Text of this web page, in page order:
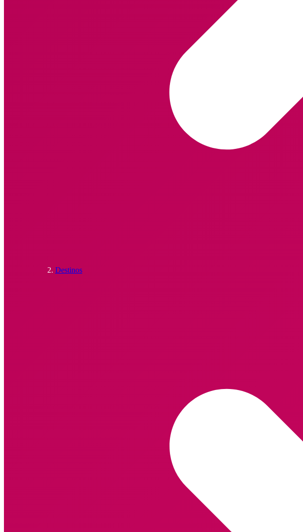
Destinos